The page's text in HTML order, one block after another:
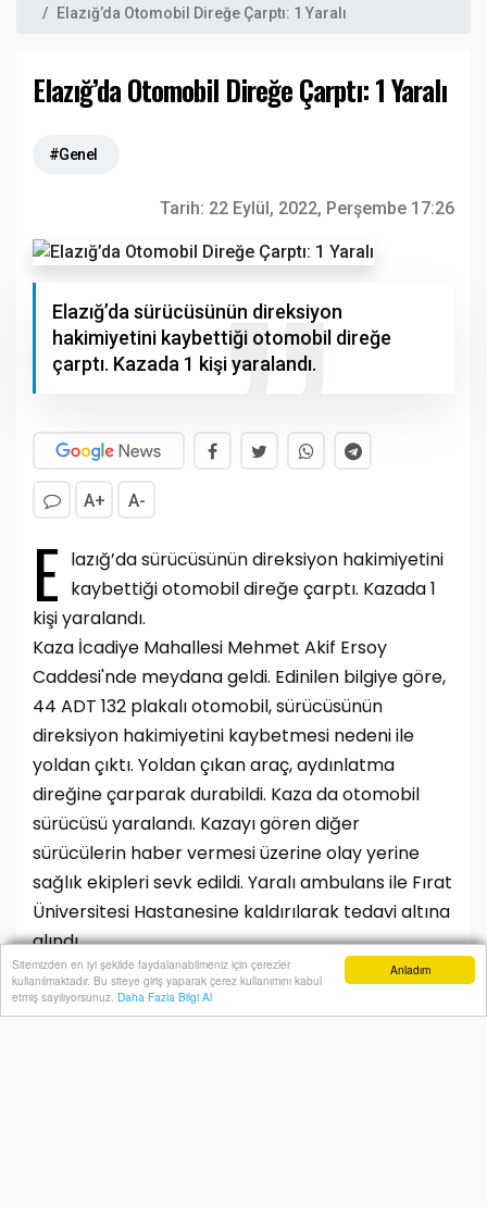
Anladım
Sitemizden en iyi şekilde faydalanabilmeniz için çerezler
kullanılmaktadır. Bu siteye giriş yaparak çerez kullanımını kabul
etmiş sayılıyorsunuz. Daha Fazla Bilgi Al
Elazığ’da Otomobil Direğe Çarptı: 1 Yaralı
Elazığ’da Otomobil Direğe Çarptı: 1 Yaralı
#Genel
Tarih: 22 Eylül, 2022, Perşembe 17:26
Elazığ’da sürücüsünün direksiyon
hakimiyetini kaybettiği otomobil direğe
çarptı. Kazada 1 kişi yaralandı.
A+ A-
E lazığ’da sürücüsünün direksiyon hakimiyetini
kaybettiği otomobil direğe çarptı. Kazada 1
kişi yaralandı.
Kaza İcadiye Mahallesi Mehmet Akif Ersoy
Caddesi'nde meydana geldi. Edinilen bilgiye göre,
44 ADT 132 plakalı otomobil, sürücüsünün
direksiyon hakimiyetini kaybetmesi nedeni ile
yoldan çıktı. Yoldan çıkan araç, aydınlatma
direğine çarparak durabildi. Kaza da otomobil
sürücüsü yaralandı. Kazayı gören diğer
sürücülerin haber vermesi üzerine olay yerine
sağlık ekipleri sevk edildi. Yaralı ambulans ile Fırat
Üniversitesi Hastanesine kaldırılarak tedavi altına
alındı.
Polis kaza ile ilgili inceleme başlattı.
Anasayfa Yazarlar Haber Ara